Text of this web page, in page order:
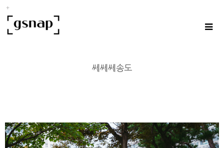
쎄쎄쎄송도